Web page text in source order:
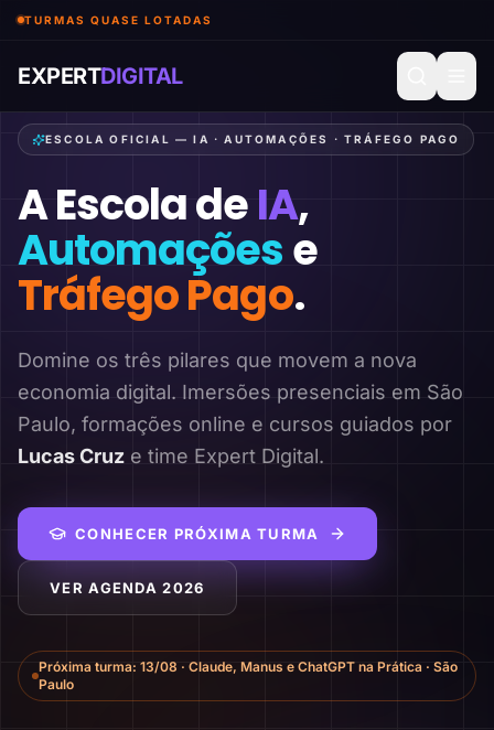
TURMAS QUASE LOTADAS
EXPERTDIGITAL
ESCOLA OFICIAL — IA · AUTOMAÇÕES · TRÁFEGO PAGO
A Escola deIA,
Automaçõese
Tráfego Pago.
Domine os três pilares que movem a nova
economia digital. Imersões presenciais em São
Paulo, formações online e cursos guiados por
Lucas Cruz e time Expert Digital.
CONHECER PRÓXIMA TURMA
VER AGENDA 2026
Próxima turma: 13/08 · Claude, Manus e ChatGPT na Prática · São
Paulo